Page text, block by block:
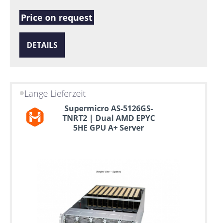
Price on request
DETAILS
Lange Lieferzeit
Supermicro AS-5126GS-
TNRT2 | Dual AMD EPYC
5HE GPU A+ Server